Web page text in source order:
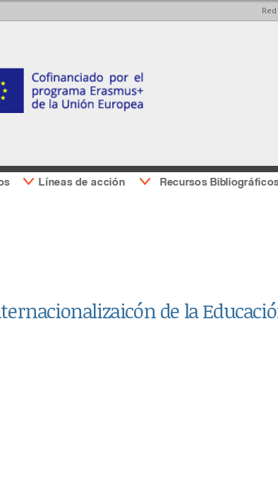
principal
lateral
derecha
Líneas de acción Recursos
de la
la educación superior